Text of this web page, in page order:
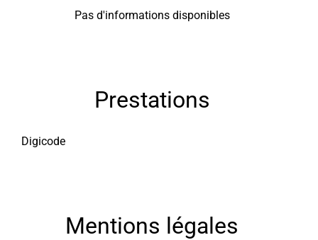
Pas d'informations disponibles
Prestations
Digicode
Mentions légales